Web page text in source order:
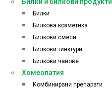
Билки и билкови продукти
Билки
Билкова козметика
Билкови смеси
Билкови тинктури
Билкови чайове
Хомеопатия
Комбинирани препарати